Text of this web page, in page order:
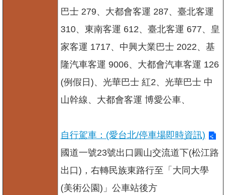
巴士 279、大都會客運 287、臺北客運
310、東南客運 612、臺北客運 677、皇
家客運 1717、中興大業巴士 2022、基
隆汽車客運 9006、大都會汽車客運 126
(例假日)、光華巴士 紅2、光華巴士 中
山幹線、大都會客運 博愛公車、
自行駕車：(愛台北/停車場即時資訊)
國道一號23號出口圓山交流道下(松江路
出口)，右轉民族東路行至「大同大學
(美術公園)」公車站後方